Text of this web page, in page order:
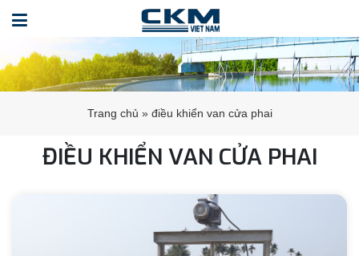
Trang chủ » điều khiển van cửa phai
ĐIỀU KHIỂN VAN CỬA PHAI